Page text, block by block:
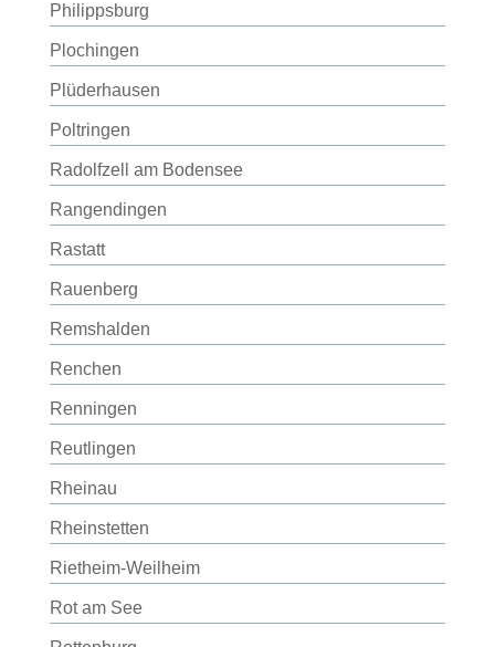
Philippsburg
Plochingen
Plüderhausen
Poltringen
Radolfzell am Bodensee
Rangendingen
Rastatt
Rauenberg
Remshalden
Renchen
Renningen
Reutlingen
Rheinau
Rheinstetten
Rietheim-Weilheim
Rot am See